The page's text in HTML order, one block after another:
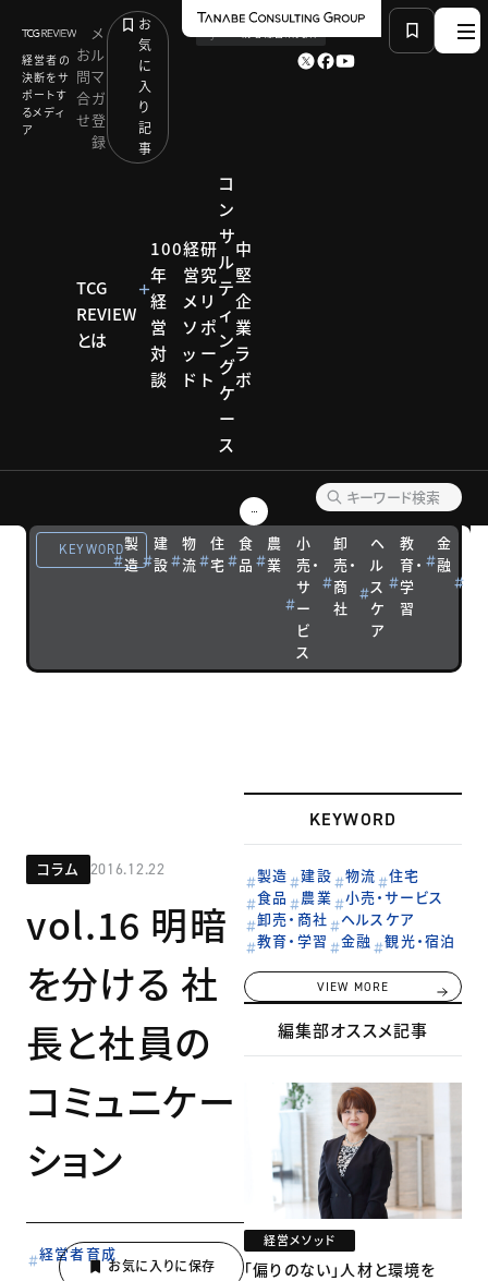
経営者の
決断をサ
ポートす
るメディ
ア
お
問
合
せ
メ
ル
マ
ガ
登
録
お
気
に
入
り
記
事
TCG
REVIEW
とは
100
年
経
営
対
談
経
営
メ
ソ
ッ
ド
研
究
リ
ポ
ー
ト
コ
ン
サ
ル
テ
ィ
ン
グ
ケ
ー
ス
中
堅
企
業
ラ
ボ
KEYWORD製
造
建
設
物
流
住
宅
食
品
農
業
小
売・
サ
ー
ビ
ス
卸
売・
商
社
ヘ
ル
ス
ケ
ア
教
育・
学
習
金
融
コラム有識者連載
vol.16 明暗を分ける 社長と社員のコミュニケーショ
ン
コラム
有識者
連載
者や、さまざ
まな領域の専
コラム 2016.12.22
vol.16 明暗
を分ける 社
長と社員の
コミュニケー
ション
経営者育成
KEYWORD
製造 建設 物流
住宅
食品
農業
小売・サービス
卸売・商社
ヘルスケア
教育・学習
金融 観光・宿泊
VIEW MORE
編集部オススメ記事
経営メソッド
「偏りのない」人材と環境を